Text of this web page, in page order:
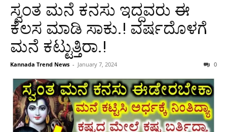
ಸ್ವಂತ ಮನೆ ಕನಸು ಇದ್ದವರು ಈ
ಕೆಲಸ ಮಾಡಿ ಸಾಕು.! ವರ್ಷದೊಳಗೆ
ಮನೆ ಕಟ್ಟುತ್ತಿರಾ.!
Kannada Trend News - January 7, 2024 0